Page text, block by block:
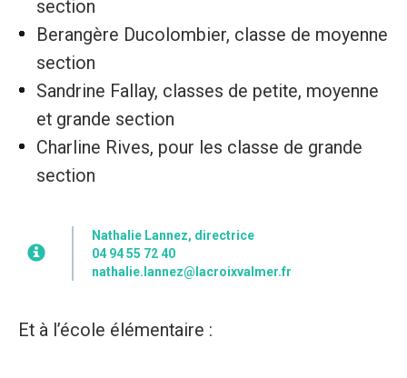
section
Berangère Ducolombier, classe de moyenne
section
Sandrine Fallay, classes de petite, moyenne
et grande section
Charline Rives, pour les classe de grande
section
Nathalie Lannez, directrice
04 94 55 72 40
nathalie.lannez@lacroixvalmer.fr
Et à l’école élémentaire :